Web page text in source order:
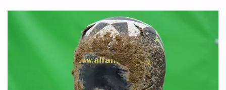
MEILLEURS
CASQUES
MODULABLES